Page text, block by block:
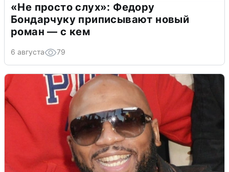
«Не просто слух»: Федору
Бондарчуку приписывают новый
роман — с кем
6 августа 79